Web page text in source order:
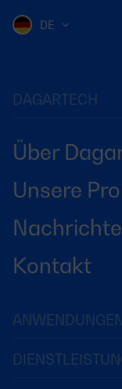
DAGARTECH
Über
Unsere
Kontakt
DE
ANWENDUNGEN